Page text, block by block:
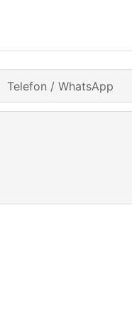
Telefon / WhatsApp